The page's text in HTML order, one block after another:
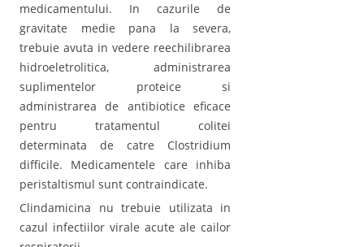
medicamentului. In cazurile de
gravitate medie pana la severa,
trebuie avuta in vedere reechilibrarea
hidroeletrolitica, administrarea
suplimentelor proteice si
administrarea de antibiotice eficace
pentru tratamentul colitei
determinata de catre Clostridium
difficile. Medicamentele care inhiba
peristaltismul sunt contraindicate.
Clindamicina nu trebuie utilizata in
cazul infectiilor virale acute ale cailor